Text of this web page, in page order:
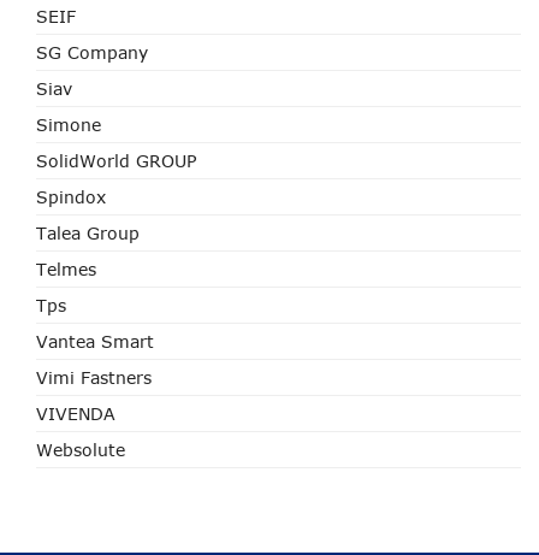
SEIF
SG Company
Siav
Simone
SolidWorld GROUP
Spindox
Talea Group
Telmes
Tps
Vantea Smart
Vimi Fastners
VIVENDA
Websolute